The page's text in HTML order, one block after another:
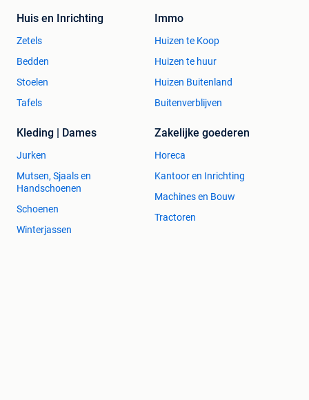
Huis en Inrichting
Zetels
Bedden
Stoelen
Tafels
Immo
Huizen te Koop
Huizen te huur
Huizen Buitenland
Buitenverblijven
Kleding | Dames
Jurken
Mutsen, Sjaals en
Handschoenen
Schoenen
Winterjassen
Zakelijke goederen
Horeca
Kantoor en Inrichting
Machines en Bouw
Tractoren